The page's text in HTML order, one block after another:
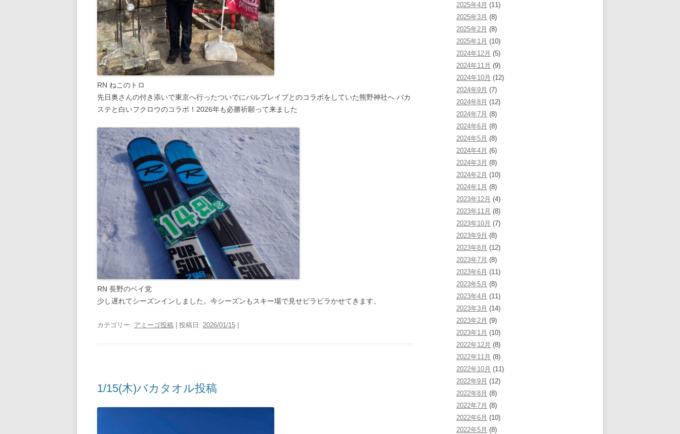
RN ねこのトロ
先日奥さんの付き添いで東京へ行ったついでにバルブレイブとのコラボをしていた熊野神社へ バカ
ステと白いフクロウのコラボ！2026年も必勝祈願って来ました
RN 長野のベイ党
少し遅れてシーズンインしました。今シーズンもスキー場で見せビラビラかせてきます。
カテゴリー: アミーゴ投稿 | 投稿日: 2026/01/15
1/15(木)バカタオル投稿
2025年4月 (11)
2025年3月 (8)
2025年2月 (8)
2025年1月 (10)
2024年12月 (5)
2024年11月 (9)
2024年10月 (12)
2024年9月 (7)
2024年8月 (12)
2024年7月 (8)
2024年6月 (8)
2024年5月 (8)
2024年4月 (6)
2024年3月 (8)
2024年2月 (10)
2024年1月 (8)
2023年12月 (4)
2023年11月 (8)
2023年10月 (7)
2023年9月 (8)
2023年8月 (12)
2023年7月 (8)
2023年6月 (11)
2023年5月 (8)
2023年4月 (11)
2023年3月 (14)
2023年2月 (9)
2023年1月 (10)
2022年12月 (8)
2022年11月 (8)
2022年10月 (11)
2022年9月 (12)
2022年8月 (8)
2022年7月 (8)
2022年6月 (10)
2022年5月 (8)